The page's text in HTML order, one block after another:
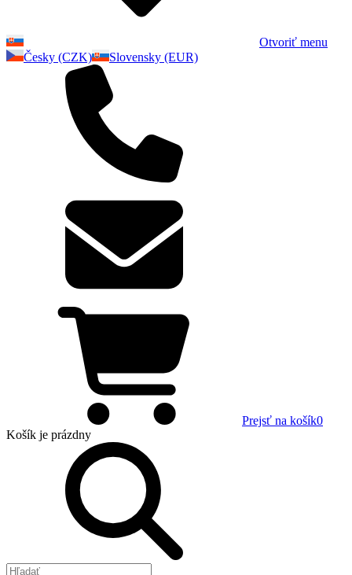
Otvoriť menu
Česky (CZK)
Slovensky (EUR)
Prejsť na košík0
Košík je prázdny